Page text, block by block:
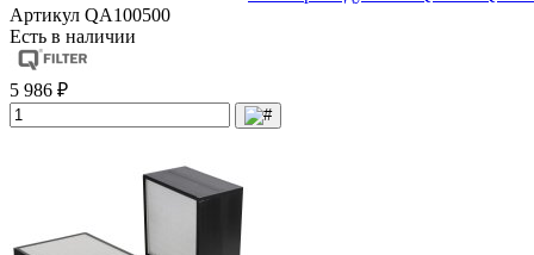
Артикул QA100500
Есть в наличии
5 986 ₽